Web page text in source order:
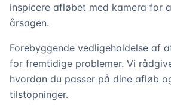
inspicere afløbet med kamera for
årsagen.
Forebyggende vedligeholdelse af
for fremtidige problemer. Vi
hvordan du passer på dine afløb
tilstopninger.